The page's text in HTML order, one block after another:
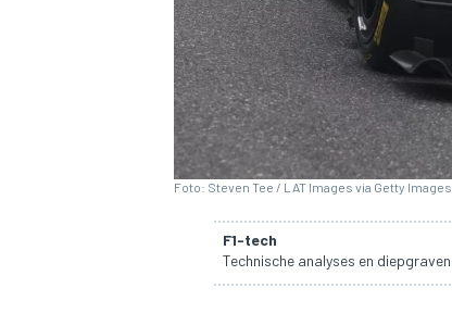
DTM
Foto: Steven Tee / LAT Images via Getty Images
F1-tech
Technische analyses en